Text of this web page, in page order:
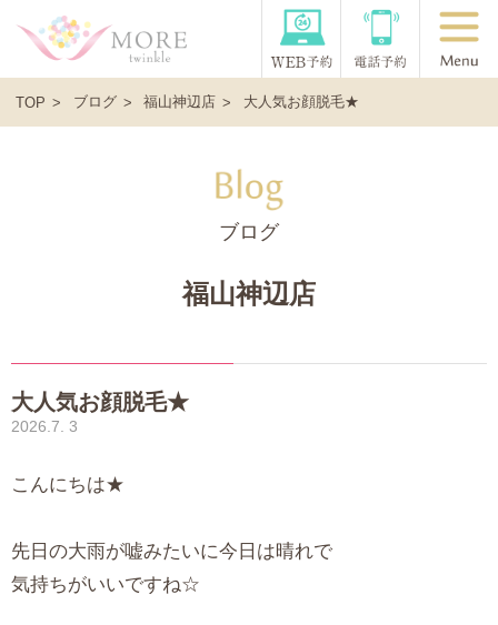
TOP ブログ 福山神辺店 大人気お顔脱毛★
ブログ
福山神辺店
大人気お顔脱毛★
2026.7. 3
こんにちは★
先日の大雨が嘘みたいに今日は晴れで
気持ちがいいですね☆